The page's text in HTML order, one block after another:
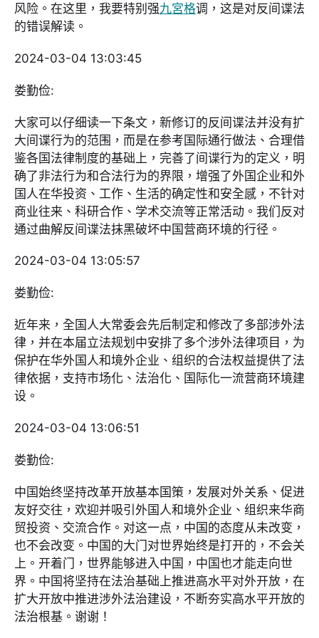
风险。在这里，我要特别强九宮格调，这是对反间谍法
的错误解读。
2024-03-04 13:03:45
娄勤俭:
大家可以仔细读一下条文，新修订的反间谍法并没有扩
大间谍行为的范围，而是在参考国际通行做法、合理借
鉴各国法律制度的基础上，完善了间谍行为的定义，明
确了非法行为和合法行为的界限，增强了外国企业和外
国人在华投资、工作、生活的确定性和安全感，不针对
商业往来、科研合作、学术交流等正常活动。我们反对
通过曲解反间谍法抹黑破坏中国营商环境的行径。
2024-03-04 13:05:57
娄勤俭:
近年来，全国人大常委会先后制定和修改了多部涉外法
律，并在本届立法规划中安排了多个涉外法律项目，为
保护在华外国人和境外企业、组织的合法权益提供了法
律依据，支持市场化、法治化、国际化一流营商环境建
设。
2024-03-04 13:06:51
娄勤俭:
中国始终坚持改革开放基本国策，发展对外关系、促进
友好交往，欢迎并吸引外国人和境外企业、组织来华商
贸投资、交流合作。对这一点，中国的态度从未改变，
也不会改变。中国的大门对世界始终是打开的，不会关
上。开着门，世界能够进入中国，中国也才能走向世
界。中国将坚持在法治基础上推进高水平对外开放，在
扩大开放中推进涉外法治建设，不断夯实高水平开放的
法治根基。谢谢！